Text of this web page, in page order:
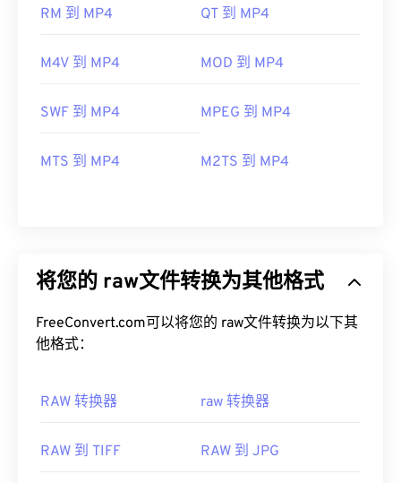
RM 到 MP4 QT 到 MP4
M4V 到 MP4 MOD 到 MP4
SWF 到 MP4 MPEG 到 MP4
MTS 到 MP4 M2TS 到 MP4
将您的 raw文件转换为其他格式
FreeConvert.com可以将您的 raw文件转换为以下其
他格式：
RAW 转换器 raw 转换器
RAW 到 TIFF RAW 到 JPG